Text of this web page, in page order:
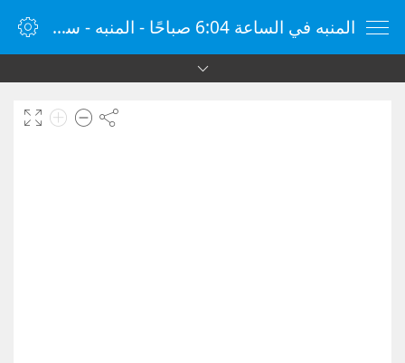
المنبه في الساعة 6:04 صباحًا - المنبه - ساعة منبه الإنترنت